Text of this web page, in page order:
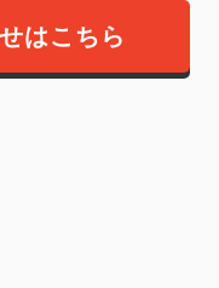
はこちら